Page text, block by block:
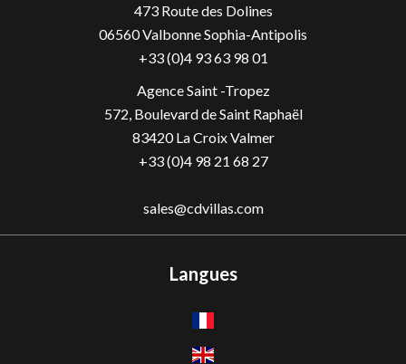
473 Route des Dolines
06560Valbonne Sophia-Antipolis
+33 (0)4 93 63 98 01
Agence Saint -Tropez
572, Boulevard de Saint Raphaël
83420 La Croix Valmer
+33 (0)4 98 21 68 27
sales@cdvillas.com
Langues